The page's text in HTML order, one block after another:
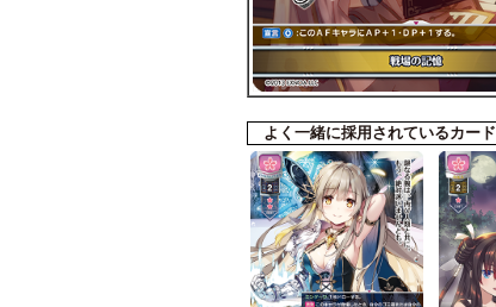
よく一緒に採用されているカード